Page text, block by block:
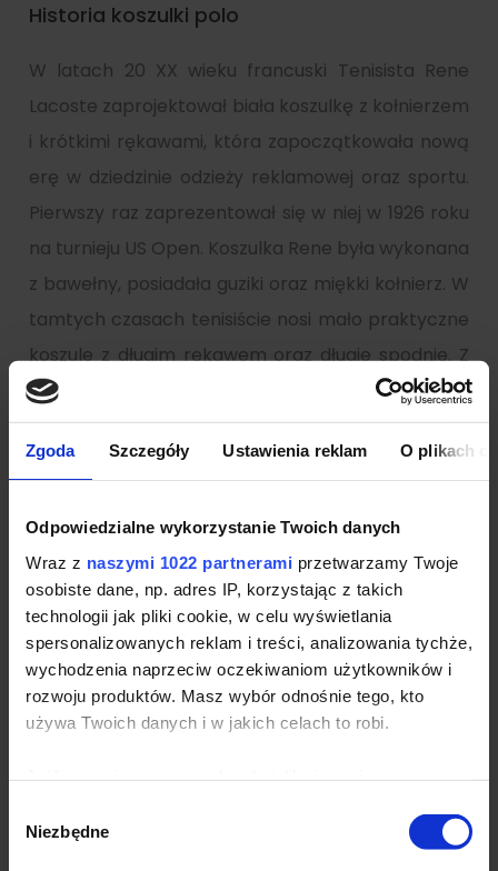
Zgoda Szczegóły Ustawienia reklam O plikach
Odpowiedzialne wykorzystanie Twoich danych
Wraz z naszymi 1022 partnerami przetwarzamy Twoje
osobiste dane, np. adres IP, korzystając z takich
technologii jak pliki cookie, w celu wyświetlania
spersonalizowanych reklam i treści, analizowania tychże,
wychodzenia naprzeciw oczekiwaniom użytkowników i
rozwoju produktów. Masz wybór odnośnie tego, kto
używa Twoich danych i w jakich celach to robi.
geograficznej z dokładnością nawet do kilku metrów
Identyfikować Twoje urządzenie, aktywnie analizując
zgody
Niezbędne
Historia koszulki polo
W latach 20 XX wieku francuski Tenisista Rene
Lacoste zaprojektował biała koszulkę z kołnierzem
i krótkimi rękawami, która zapoczątkowała nową
erę w dziedzinie odzieży reklamowej oraz sportu.
Pierwszy raz zaprezentował się w niej w 1926 roku
na turnieju US Open. Koszulka Rene była wykonana
z bawełny, posiadała guziki oraz miękki kołnierz. W
tamtych czasach tenisiście nosi mało praktyczne
koszule z długim rękawem oraz długie spodnie. Z
tego względu koszulka polo zaprojektowana przez
Rene Lacoste wzbudziła ogromne
zainteresowanie. Pierwotnie produkowano koszulki
wyłącznie dla tenisistów. Dopiero z czasem
zaczęto wprowadzać nowe kolory i stosować je w
innych dziedzinach sportowych.
Koszulki polo dla pracowników - jak to
wygląda dzisiaj
Obecnie koszulki polo stały się bardzo
popularnym uniformem pracowniczym. Dzięki
swojej charakterystyce wykonania posiadają
bardziej formalny wygląd niż klasyczne koszulki t-